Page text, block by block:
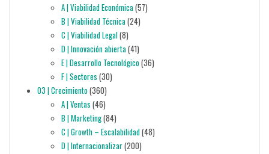
A | Viabilidad Económica(57)
B | Viabilidad Técnica(24)
C | Viabilidad Legal(8)
D | Innovación abierta(41)
E | Desarrollo Tecnológico(36)
F | Sectores (30)
03 | Crecimiento(360)
A | Ventas (46)
B | Marketing(84)
C | Growth – Escalabilidad(48)
D | Internacionalizar(200)